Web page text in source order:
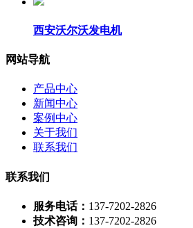
西安沃尔沃发电机
网站导航
产品中心
新闻中心
案例中心
关于我们
联系我们
联系我们
服务电话： 137-7202-2826
技术咨询： 137-7202-2826